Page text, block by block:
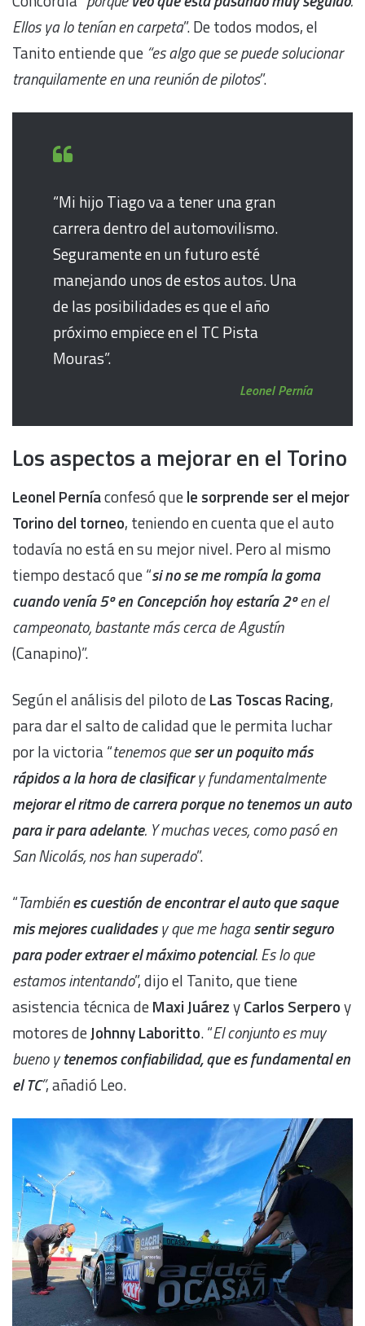
Ellos ya lo tenían en carpeta”. De todos modos, el
Tanito entiende que “es algo que se puede solucionar
tranquilamente en una reunión de pilotos”.
“Mi hijo Tiago va a tener una gran
carrera dentro del automovilismo.
Seguramente en un futuro esté
manejando unos de estos autos. Una
de las posibilidades es que el año
próximo empiece en el TC Pista
Mouras”.
Leonel Pernía
Los aspectos a mejorar en el Torino
Leonel Perníaconfesó quele sorprende ser el mejor
Torino del torneo, teniendo en cuenta que el auto
todavía no está en su mejor nivel. Pero al mismo
tiempo destacó que “si no se me rompía la goma
cuando venía 5º en Concepción hoy estaría 2ºen el
campeonato, bastante más cerca de Agustín
(Canapino)”.
Según el análisis del piloto deLas Toscas Racing,
para dar el salto de calidad que le permita luchar
por la victoria “tenemos queser un poquito más
rápidos a la hora de clasificary fundamentalmente
mejorar el ritmo de carrera porque no tenemos un auto
para ir para adelante. Y muchas veces, como pasó en
San Nicolás, nos han superado”.
“Tambiénes cuestión de encontrar el auto que saque
mis mejores cualidadesy que me hagasentir seguro
para poder extraer el máximo potencial. Es lo que
estamos intentando”, dijo el Tanito, que tiene
asistencia técnica deMaxi JuárezyCarlos Serperoy
motores deJohnny Laboritto. “El conjunto es muy
bueno ytenemos confiabilidad, que es fundamental en
el TC”, añadió Leo.